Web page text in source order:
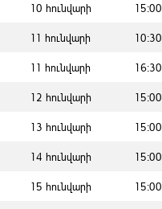
10 հունվարի 15:00
11 հունվարի 10:30
11 հունվարի 16:30
12 հունվարի 15:00
13 հունվարի 15:00
14 հունվարի 15:00
15 հունվարի 15:00